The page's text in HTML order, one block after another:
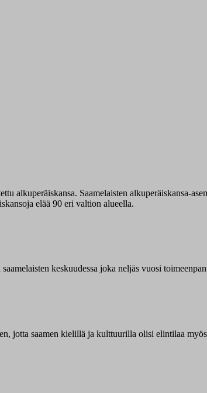
alkuperäiskansa. Saamelaisten alkuperäiskansa-
elää 90 eri valtion alueella.
keskuudessa joka neljäs vuosi
jotta saamen kielillä ja kulttuurilla olisi elintilaa